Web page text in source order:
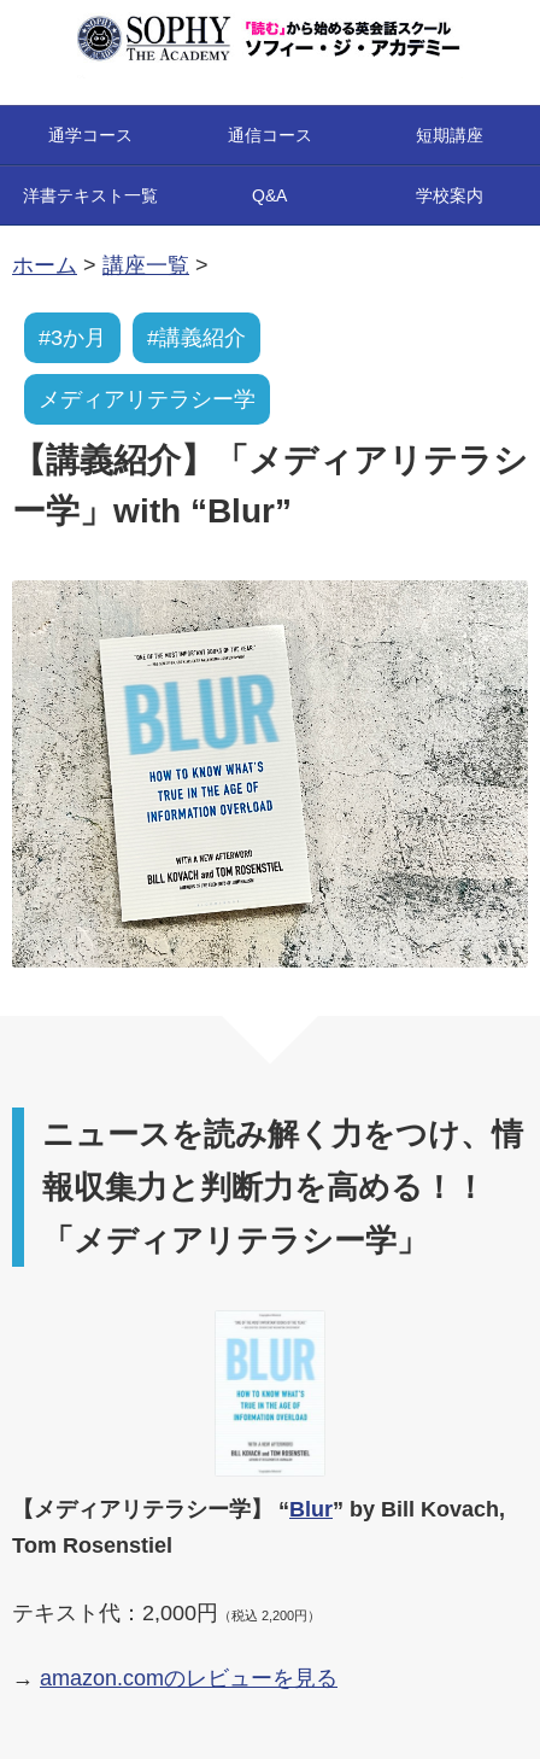
通学コース 通信コース 短期講座
洋書テキスト一覧 Q&A 学校案内
ホーム > 講座一覧 >
#3か月 #講義紹介
メディアリテラシー学
【講義紹介】「メディアリテラシ
ー学」with “Blur”
ニュースを読み解く力をつけ、情
報収集力と判断力を高める！！
「メディアリテラシー学」
【メディアリテラシー学】 “Blur” by Bill Kovach,
Tom Rosenstiel
テキスト代：2,000円 （税込 2,200円）
→ amazon.comのレビューを見る